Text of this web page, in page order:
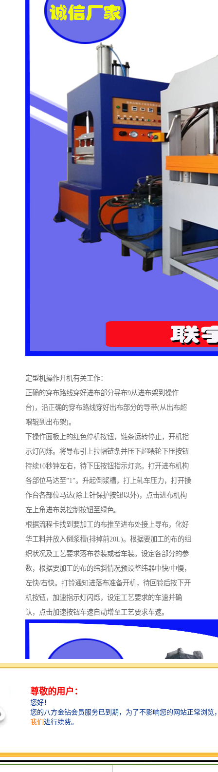
定型机操作开机有关工作：
正确的穿布路线穿好进布部分导布9从进布架到操作
台)，沿正确的穿布路线穿好出布部分的导带(从出布超
喂辊到出布架)。
下操作面板上的红色停机按钮，链条运转停止，开机指
示灯闪烁。将导布引上拉幅链条并压下超喂轮下压按钮
持续10秒钟左右，待下压按钮指示灯亮。打开进布机构
各部位马达至”1″。升起倒浆槽，打上轧车压力，打开操
作台各部位马达(除上针保护按钮以外)，点击进布机构
左上角进布总控制按钮至绿色。
根据流程卡找到要加工的布推至进布处接上导布，化好
华工料并放入倒浆槽(排掉前20L)。根据要加工的布的组
织状况及工艺要求落布卷装或者车装。设定各部分的参
数，根据要加工的布的纬斜情况预设整纬器中快/中慢，
左快/右快。打铃通知进落布准备开机，待回铃后按下开
机按钮，加速指示灯闪烁，设定工艺要求的车速并确
认，点击加速按钮车速自动增至工艺要求车速。